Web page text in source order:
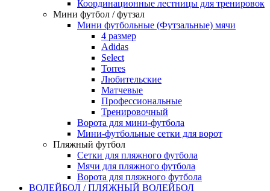
Координационные лестницы для тренировок
Мини футбол / футзал
Мини футбольные (Футзальные) мячи
4 размер
Adidas
Select
Torres
Любительские
Матчевые
Профессиональные
Тренировочный
Ворота для мини-футбола
Мини-футбольные сетки для ворот
Пляжный футбол
Сетки для пляжного футбола
Мячи для пляжного футбола
Ворота для пляжного футбола
ВОЛЕЙБОЛ / ПЛЯЖНЫЙ ВОЛЕЙБОЛ